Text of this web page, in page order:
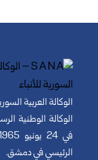
الوكالة العربية
الوكالة الوطنية
الرئيسي في دمشق.